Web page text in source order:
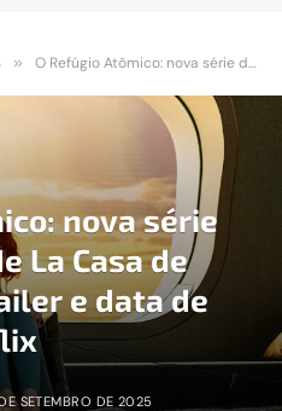
» O Refúgio Atômico: nova série dos criadores de La Casa de Papel ganha trailer e data de estreia na Netflix
nova série
La Casa de
e data de
SETEMBRO DE 2025